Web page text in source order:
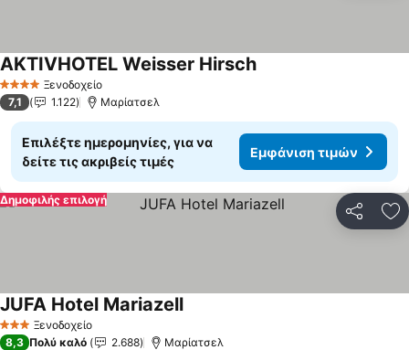
4 ΑστέριαΞενοδοχείο
AKTIVHOTEL Weisser HirschΕμφάνιση τιμών
7,1 1.122 Μαρίατσελ
Επιλέξτε ημερομηνίες, για να
δείτε τις ακριβείς τιμές
Εμφάνιση τιμών
Δημοφιλής επιλογή
3 ΑστέριαΞενοδοχείο
JUFA Hotel MariazellΕμφάνιση τιμών
8,3 Πολύ καλό 2.688 Μαρίατσελ